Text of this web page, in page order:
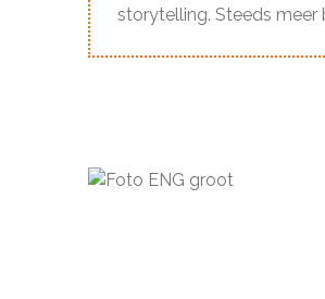
storytelling. Steeds